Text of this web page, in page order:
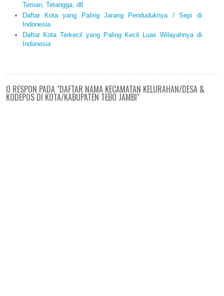
Teman, Tetangga, dll
Daftar Kota yang Paling Jarang Penduduknya / Sepi di
Indonesia
Daftar Kota Terkecil yang Paling Kecil Luas Wilayahnya di
Indonesia
0 RESPON PADA "DAFTAR NAMA KECAMATAN KELURAHAN/DESA &
KODEPOS DI KOTA/KABUPATEN TEBO JAMBI"